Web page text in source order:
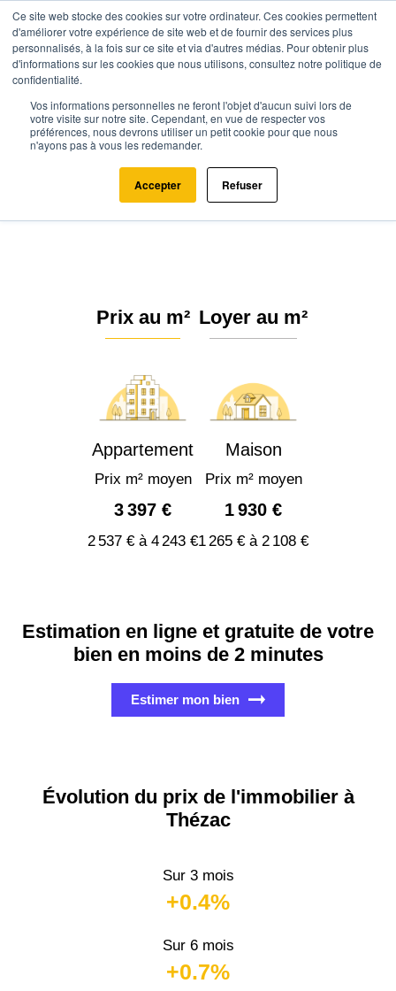
Ce site web stocke des cookies sur votre ordinateur. Ces cookies permettent
d'améliorer votre expérience de site web et de fournir des services plus
personnalisés, à la fois sur ce site et via d'autres médias. Pour obtenir plus
d'informations sur les cookies que nous utilisons, consultez notre politique de
confidentialité.
Vos informations personnelles ne feront l'objet d'aucun suivi lors de
votre visite sur notre site. Cependant, en vue de respecter vos
préférences, nous devrons utiliser un petit cookie pour que nous
n'ayons pas à vous les redemander.
Accepter Refuser
Agence.immo Prix immobilier Nouvelle-Aquitaine
Charente-Maritime Thézac (17600)
Estimation immobilière à Thézac :
Prix m² 2026
Prix au m²
Appartement
Prix m² moyen
3 397 €
2 537 € à 4 243 €
Loyer au m²
Maison
Prix m² moyen
1 930 €
1 265 € à 2 108 €
Estimation en ligne et gratuite de votre
bien en moins de 2 minutes
Estimer mon bien
Évolution du prix de l'immobilier à
Thézac
Sur 3 mois
+0.4%
Sur 6 mois
+0.7%